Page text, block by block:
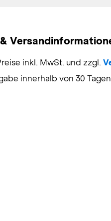
inkl. MwSt. und zzgl.
innerhalb von 30